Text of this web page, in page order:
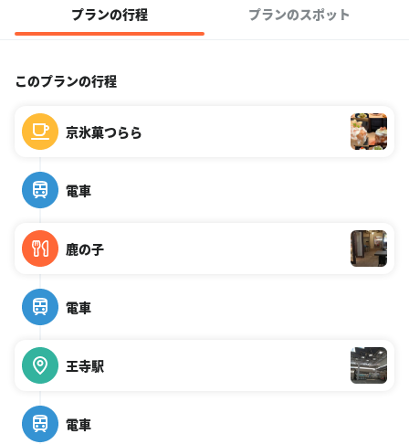
プランの行程 プランのスポット
このプランの行程
京氷菓つらら
電車
鹿の子
電車
王寺駅
電車